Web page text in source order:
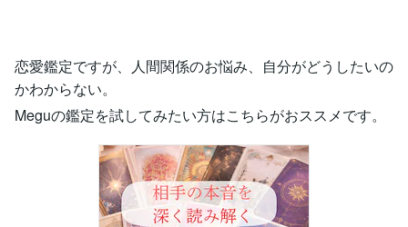
恋愛鑑定ですが、人間関係のお悩み、自分がどうしたいの
かわからない。
Meguの鑑定を試してみたい方はこちらがおススメです。